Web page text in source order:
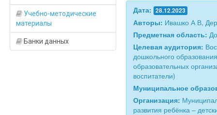
Учебно-методические
материалы
Банки данных
Дата: 28.12.2023
Авторы: Ивашко А В,
Предметная область:
Целевая аудитория:
дошкольного
образовательных
воспитатели)
Муниципальное
Организация:
развития ребёнка –